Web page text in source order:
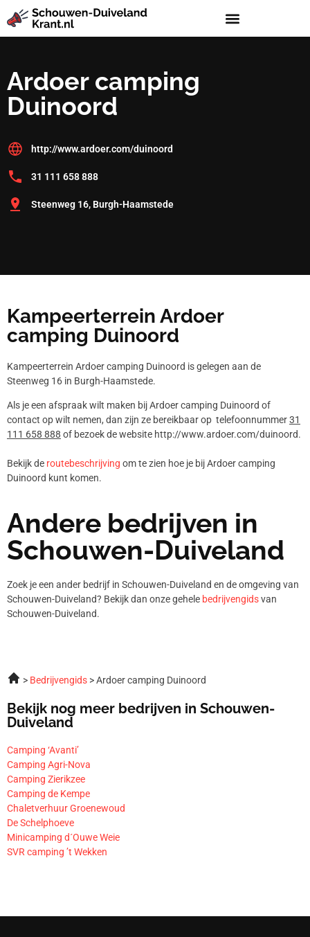
Ardoer camping
Duinoord
http://www.ardoer.com/duinoord
31 111 658 888
Steenweg 16, Burgh-Haamstede
Kampeerterrein Ardoer
camping Duinoord
Kampeerterrein Ardoer camping Duinoord is gelegen aan de
Steenweg 16 in Burgh-Haamstede.
Als je een afspraak wilt maken bij Ardoer camping Duinoord of
contact op wilt nemen, dan zijn ze bereikbaar op telefoonnummer31
111 658 888 of bezoek de website http://www.ardoer.com/duinoord.
Bekijk de routebeschrijving om te zien hoe je bij Ardoer camping
Duinoord kunt komen.
Andere bedrijven in
Schouwen-Duiveland
Zoek je een ander bedrijf in Schouwen-Duiveland en de omgeving van
Schouwen-Duiveland? Bekijk dan onze gehele bedrijvengidsvan
Schouwen-Duiveland.
Bedrijvengids Ardoer camping Duinoord
Bekijk nog meer bedrijven in Schouwen-
Duiveland
Camping ‘Avanti’
Camping Agri-Nova
Camping Zierikzee
Camping de Kempe
Chaletverhuur Groenewoud
De Schelphoeve
Minicamping d´Ouwe Weie
SVR camping ’t Wekken